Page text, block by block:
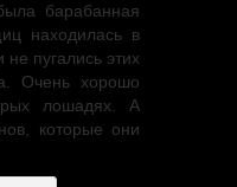
барабанная
находилась в
пугались этих
Очень хорошо
лошадях. А
которые они